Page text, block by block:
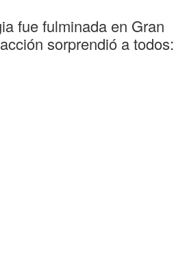
fue fulminada en Gran
sorprendió a todos: